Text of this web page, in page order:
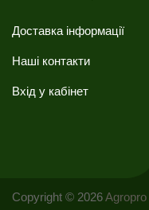
Доставка інформації
Наші контакти
Вхід у кабінет
Copyright © 2026Agropro